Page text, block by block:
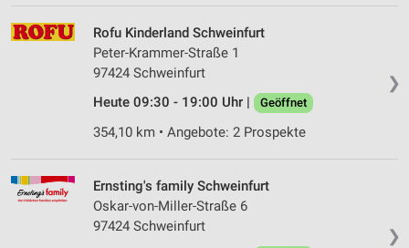
❯
Rofu Kinderland Schweinfurt
Peter-Krammer-Straße 1
97424 Schweinfurt
Heute 09:30 - 19:00 Uhr |
Geöffnet
354,10 km • Angebote: 2 Prospekte
❯
Ernsting's family Schweinfurt
Oskar-von-Miller-Straße 6
97424 Schweinfurt
Entwicklung und Verbesserung der Angebote
Verwendung reduzierter Daten zur Auswahl von
IAB-Besonderheiten:
Geräte anhand von aktiv angeforderten
Informationen identifizieren